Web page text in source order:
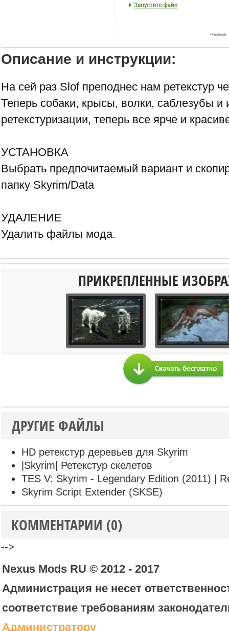
Описание и инструкции:
На сей раз Slof преподнес нам ретекстур
Теперь собаки, крысы, волки, саблезубы и
ретекстуризации, теперь все ярче и
УСТАНОВКА
Выбрать предпочитаемый вариант и
папку Skyrim/Data
УДАЛЕНИЕ
Удалить файлы мода.
ПРИКРЕПЛЕННЫЕ
ДРУГИЕ ФАЙЛЫ
HD ретекстур деревьев для Skyrim
|Skyrim| Ретекстур скелетов
TES V: Skyrim - Legendary Edition (2011) |
Skyrim Script Extender (SKSE)
КОММЕНТАРИИ (0)
-->
Nexus Mods RU © 2012 - 2017
Администрация не несет
соответствие требованиям
Администратору